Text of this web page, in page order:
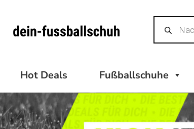
Inhalt
Products
search
Hot Deals Fußballschuhe